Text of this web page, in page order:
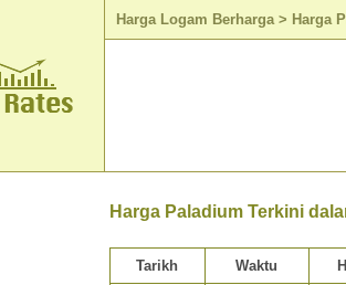
Harga Logam Berharga > Harga
Harga Paladium Terkini
Tarikh Waktu